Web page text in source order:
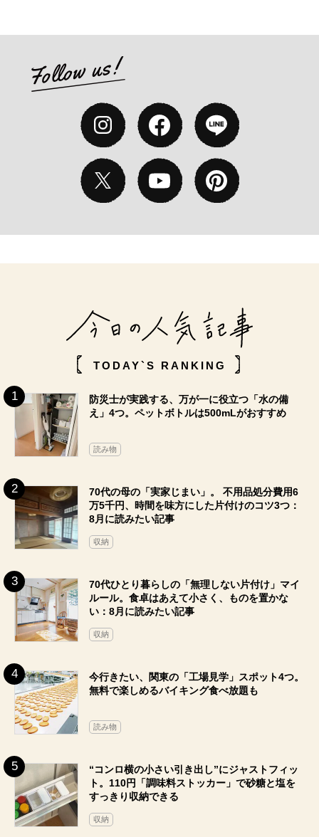
TODAY`S RANKING
防災士が実践する、万が一に役立つ「水の備
え」4つ。ペットボトルは500mLがおすすめ
読み物
70代の母の「実家じまい」。 不用品処分費用6
万5千円、時間を味方にした片付けのコツ3つ：
8月に読みたい記事
収納
70代ひとり暮らしの「無理しない片付け」マイ
ルール。食卓はあえて小さく、ものを置かな
い：8月に読みたい記事
収納
今行きたい、関東の「工場見学」スポット4つ。
無料で楽しめるバイキング食べ放題も
読み物
“コンロ横の小さい引き出し”にジャストフィッ
ト。110円「調味料ストッカー」で砂糖と塩を
すっきり収納できる
収納